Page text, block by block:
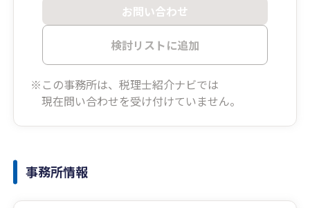
お問い合わせ
検討リストに追加
※この事務所は、税理士紹介ナビでは
現在問い合わせを受け付けていません。
事務所情報